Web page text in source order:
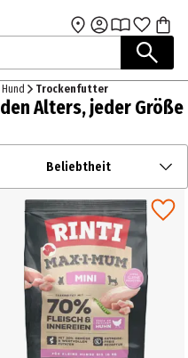
Hauptinhalt
Hund Trockenfutter
Alters, jeder Größe
Beliebtheit